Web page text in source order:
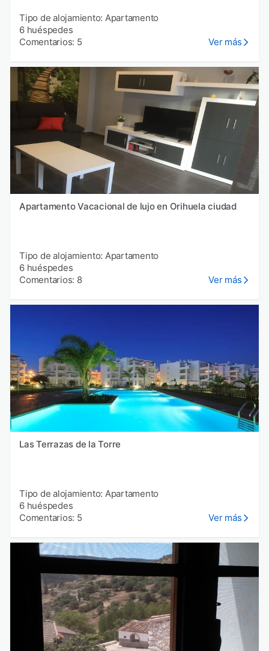
Tipo de alojamiento: Apartamento
6 huéspedes
Comentarios: 5
Ver más
Apartamento Vacacional de lujo en Orihuela ciudad
Tipo de alojamiento: Apartamento
6 huéspedes
Comentarios: 8
Ver más
Las Terrazas de la Torre
Tipo de alojamiento: Apartamento
6 huéspedes
Comentarios: 5
Ver más